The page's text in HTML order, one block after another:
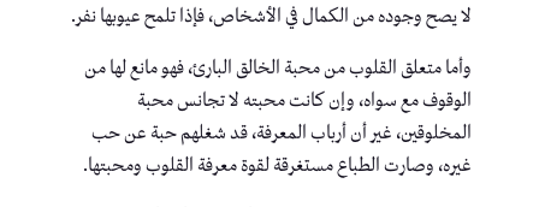
لا يصح وجوده من الكمال في الأشخاص، فإذا تلمح عيوبها نفر.
وأما متعلق القلوب من محبة الخالق البارئ، فهو مانع لها من
الوقوف مع سواه، وإن كانت محبته لا تجانس محبة
المخلوقين، غير أن أرباب المعرفة، قد شغلهم حبة عن حب
غيره، وصارت الطباع مستغرقة لقوة معرفة القلوب ومحبتها.